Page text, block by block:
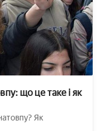
що це таке і як
Як